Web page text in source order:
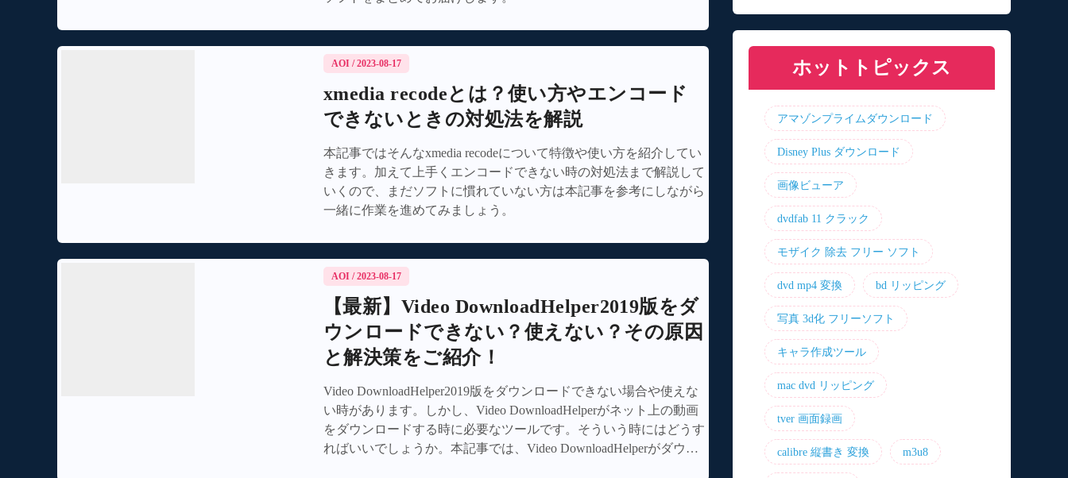
AOI / 2023-08-17
xmedia recodeとは？使い方やエンコード
できないときの対処法を解説
本記事ではそんなxmedia recodeについて特徴や使い方を紹介してい
きます。加えて上手くエンコードできない時の対処法まで解説して
いくので、まだソフトに慣れていない方は本記事を参考にしながら
一緒に作業を進めてみましょう。
AOI / 2023-08-17
【最新】Video DownloadHelper2019版をダ
ウンロードできない？使えない？その原因
と解決策をご紹介！
Video DownloadHelper2019版をダウンロードできない場合や使えな
い時があります。しかし、Video DownloadHelperがネット上の動画
をダウンロードする時に必要なツールです。そういう時にはどうす
ればいいでしょうか。本記事では、Video DownloadHelperがダウン
ルランキング！使いやすさ
フリーソフト・サイト・ア
上げソフト・サイト・アプ
い方・評判・違法性をご紹
のダウンロード方法
ホットトピックス
アマゾンプライムダウンロード
Disney Plus ダウンロード
画像ビューア
dvdfab 11 クラック
モザイク 除去 フリー ソフト
dvd mp4 変換 bd リッピング
写真 3d化 フリーソフト
キャラ作成ツール
mac dvd リッピング
tver 画面録画
calibre 縦書き 変換 m3u8